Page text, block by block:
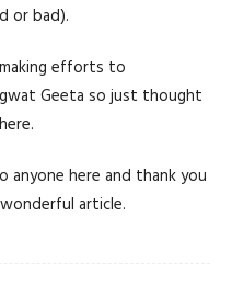
or bad).
efforts to
Geeta so just thought
anyone here and thank you
article.